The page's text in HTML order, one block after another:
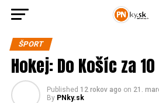
ŠPORT
Hokej: Do Košíc za
Published 12 rokov ago on 21.
By PNky.sk